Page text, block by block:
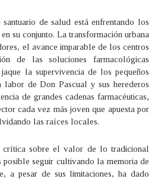
santuario de salud está enfrentando los
su conjunto. La transformación urbana
el avance imparable de los centros
de las soluciones farmacológicas
la supervivencia de los pequeños
labor de Don Pascual y sus herederos
de grandes cadenas farmacéuticas,
cada vez más joven que apuesta por
las raíces locales.
crítica sobre el valor de lo tradicional
posible seguir cultivando la memoria de
a pesar de sus limitaciones, ha dado